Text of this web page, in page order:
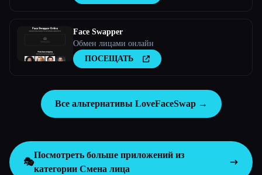
Face Swapper
Обмен лицами онлайн
ПОСЕЩАТЬ
Все альтернативы LoveFaceSwap →
🎭
Посмотреть больше приложений из
категории Смена лица